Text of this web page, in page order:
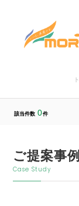
該当件数 0件
ご提案事例
Case Study